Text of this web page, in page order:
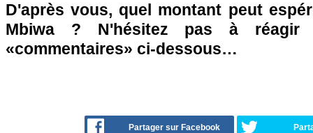
D'après vous, quel montant peut
Mbiwa ? N'hésitez pas à réagir
«commentaires» ci-dessous…
Partager sur Facebook